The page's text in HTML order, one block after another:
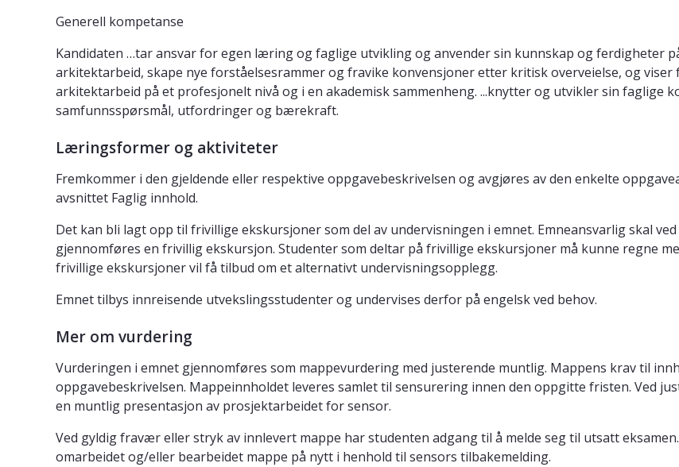
Generell kompetanse
Kandidaten …tar ansvar for egen læring og faglige utvikling og anvender sin kunnskap og ferdigheter
arkitektarbeid, skape nye forståelsesrammer og fravike konvensjoner etter kritisk overveielse, og
arkitektarbeid på et profesjonelt nivå og i en akademisk sammenheng. ...knytter og utvikler sin faglige
samfunnsspørsmål, utfordringer og bærekraft.
Læringsformer og aktiviteter
Fremkommer i den gjeldende eller respektive oppgavebeskrivelsen og avgjøres av den enkelte
avsnittet Faglig innhold.
Det kan bli lagt opp til frivillige ekskursjoner som del av undervisningen i emnet. Emneansvarlig skal
gjennomføres en frivillig ekskursjon. Studenter som deltar på frivillige ekskursjoner må kunne regne
frivillige ekskursjoner vil få tilbud om et alternativt undervisningsopplegg.
Emnet tilbys innreisende utvekslingsstudenter og undervises derfor på engelsk ved behov.
Mer om vurdering
Vurderingen i emnet gjennomføres som mappevurdering med justerende muntlig. Mappens krav til
oppgavebeskrivelsen. Mappeinnholdet leveres samlet til sensurering innen den oppgitte fristen. Ved
en muntlig presentasjon av prosjektarbeidet for sensor.
Ved gyldig fravær eller stryk av innlevert mappe har studenten adgang til å melde seg til utsatt
omarbeidet og/eller bearbeidet mappe på nytt i henhold til sensors tilbakemelding.